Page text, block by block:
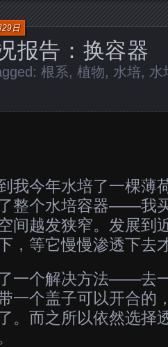
报告：换容器
29日
根系, 植物, 水培, 水
我今年水培了一棵薄
整个水培容器——我
间越发狭窄。发展到
，等它慢慢渗透下去
一个解决方法——去
一个盖子可以开合的
。而之所以依然选择